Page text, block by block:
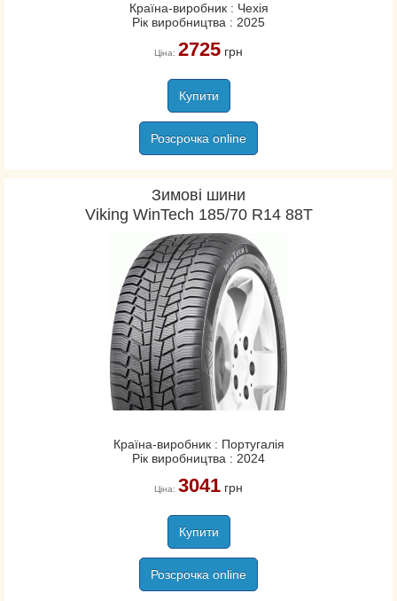
Країна-виробник : Чехія
Рік виробництва : 2025
Ціна: 2725грн
Купити
Розсрочка online
Зимові шини
Viking WinTech 185/70 R14 88T
Країна-виробник : Португалія
Рік виробництва : 2024
Ціна: 3041грн
Купити
Розсрочка online